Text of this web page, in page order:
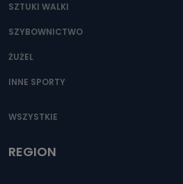
SZTUKI WALKI
SZYBOWNICTWO
ŻUŻEL
INNE SPORTY
WSZYSTKIE
REGION